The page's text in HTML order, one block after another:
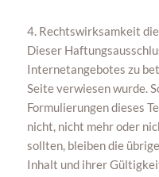
4. Rechtswirksamkeit
Dieser
Internetangebotes zu
Seite verwiesen wurde.
Formulierungen dieses
nicht, nicht mehr oder
sollten, bleiben die
Inhalt und ihrer